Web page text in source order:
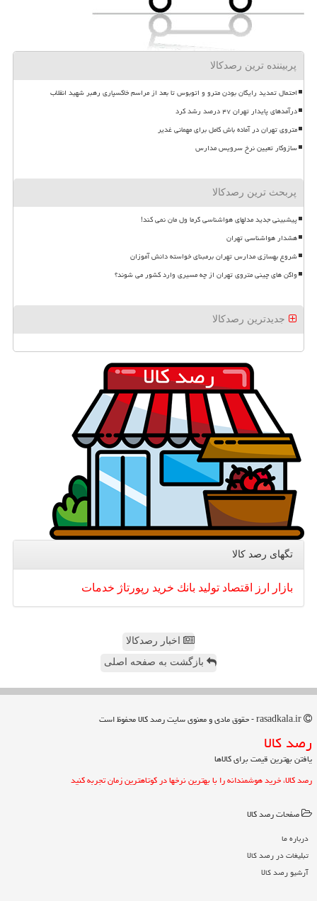
پربیننده ترین رصدکالا
احتمال تمدید رایگان بودن مترو و اتوبوس تا بعد از مراسم خاکسپاری رهبر شهید انقلاب
درآمدهای پایدار تهران ۴۷ درصد رشد کرد
متروی تهران در آماده باش کامل برای مهمانی غدیر
سازوکار تعیین نرخ سرویس مدارس
پربحث ترین رصدکالا
پیشبینی جدید مدلهای هواشناسی گرما ول مان نمی کند!
هشدار هواشناسی تهران
شروع بهسازی مدارس تهران برمبنای خواسته دانش آموزان
واگن های چینی متروی تهران از چه مسیری وارد کشور می شوند؟
جدیدترین رصدکالا
تگهای رصد كالا
بازار ارز اقتصاد تولید بانك خرید رپورتاژ خدمات
اخبار رصدکالا
بازگشت به صفحه اصلی
رصد كالا
یافتن بهترین قیمت برای کالاها
رصد کالا، خرید هوشمندانه را با بهترین نرخها در کوتاهترین زمان تجربه کنید
صفحات رصد كالا
درباره ما
تبلیغات در رصد كالا
آرشیو رصد كالا